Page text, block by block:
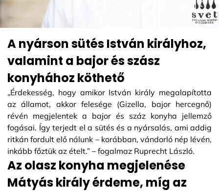
A nyárson sütés István királyhoz,
valamint a bajor és szász
konyhához köthető
„Érdekesség, hogy amikor István király megalapította
az államot, akkor felesége (Gizella, bajor hercegnő)
révén megjelentek a bajor és száz konyha jellemző
fogásai. Így terjedt el a sütés és a nyársalás, ami addig
ritkán fordult elő nálunk – korábban, vándorló nép lévén,
inkább főztük az ételt.” – fogalmaz Ruprecht László.
Az olasz konyha megjelenése
Mátyás király érdeme, míg az